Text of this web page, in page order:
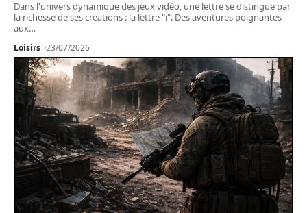
Dans l'univers dynamique des jeux vidéo, une lettre se distingue par
la richesse de ses créations : la lettre "i". Des aventures poignantes
aux…
Loisirs 23/07/2026